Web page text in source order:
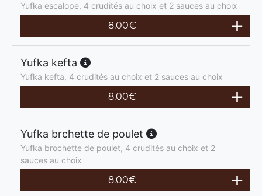
Yufka escalope, 4 crudités au choix et 2 sauces au choix
8.00€
Yufka kefta
Yufka kefta, 4 crudités au choix et 2 sauces au choix
8.00€
Yufka brchette de poulet
Yufka brochette de poulet, 4 crudités au choix et 2
sauces au choix
8.00€